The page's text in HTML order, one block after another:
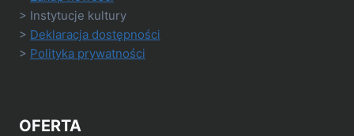
> Instytucje kultury
> Deklaracja dostępności
> Polityka prywatności
OFERTA